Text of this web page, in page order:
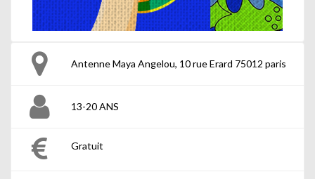
Antenne Maya Angelou, 10 rue Erard 75012 paris
13-20 ANS
Gratuit